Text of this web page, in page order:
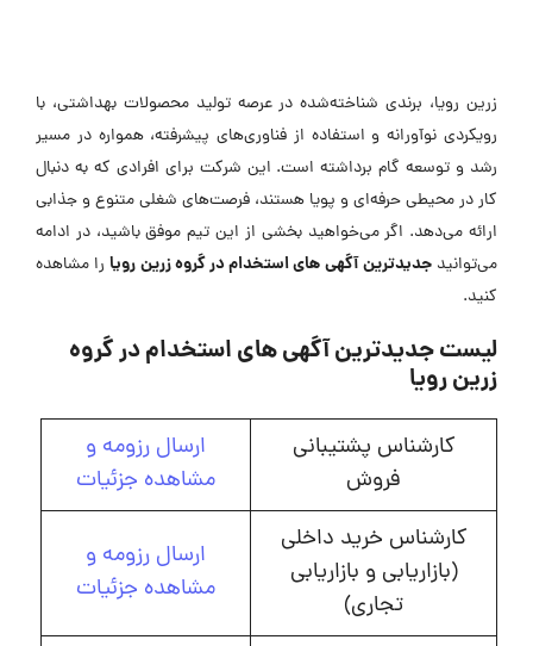
زرین رویا، برندی شناخته‌شده در عرصه تولید محصولات بهداشتی، با
رویکردی نوآورانه و استفاده از فناوری‌های پیشرفته، همواره در مسیر
رشد و توسعه گام برداشته است. این شرکت برای افرادی که به دنبال
کار در محیطی حرفه‌ای و پویا هستند، فرصت‌های شغلی متنوع و جذابی
ارائه می‌دهد. اگر می‌خواهید بخشی از این تیم موفق باشید، در ادامه
می‌توانیدجدیدترینآگهی های استخدام در گروه زرین رویارا مشاهده
کنید.
لیست جدیدترین آگهی های استخدام در گروه
زرین رویا
کارشناس پشتیبانی
فروش
ارسال رزومه و
مشاهده جزئیات
کارشناس خرید داخلی
(بازاریابی و بازاریابی
تجاری)
ارسال رزومه و
مشاهده جزئیات